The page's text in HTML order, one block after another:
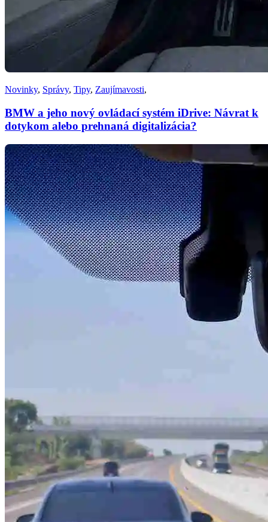
Novinky, Správy, Tipy, Zaujímavosti,
BMW a jeho nový ovládací systém iDrive: Návrat k
dotykom alebo prehnaná digitalizácia?